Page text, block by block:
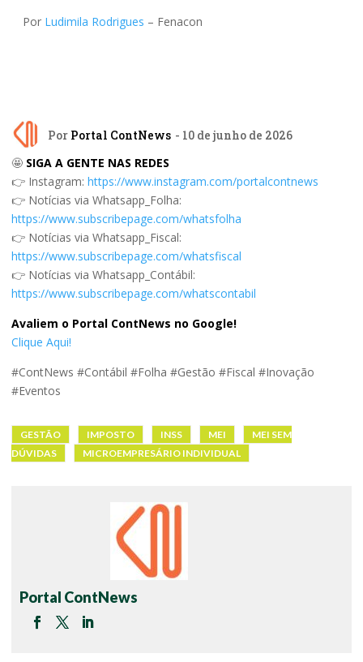
Por Ludimila Rodrigues – Fenacon
Por Portal ContNews - 10 de junho de 2026
🤩 SIGA A GENTE NAS REDES
👉 Instagram: https://www.instagram.com/portalcontnews
👉 Notícias via Whatsapp_Folha:
https://www.subscribepage.com/whatsfolha
👉 Notícias via Whatsapp_Fiscal:
https://www.subscribepage.com/whatsfiscal
👉 Notícias via Whatsapp_Contábil:
https://www.subscribepage.com/whatscontabil
Avaliem o Portal ContNews no Google!
Clique Aqui!
#ContNews #Contábil #Folha #Gestão #Fiscal #Inovação
#Eventos
GESTÃO IMPOSTO INSS MEI
MEI SEM
DÚVIDAS
MICROEMPRESÁRIO INDIVIDUAL
Portal ContNews